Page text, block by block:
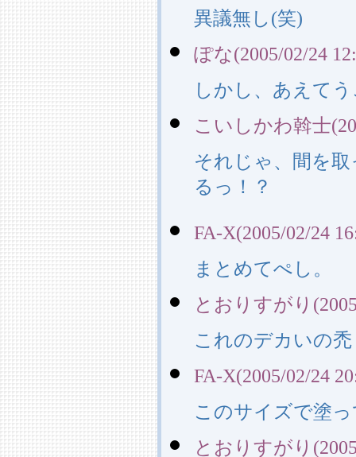
異議無し(笑)
ぽな(2005/02/24
しかし、あえて
こいしかわ斡士
それじゃ、間を
るっ！？
FA-X(2005/02/24
まとめてぺし。
とおりすがり
これのデカいの
FA-X(2005/02/24
このサイズで塗
とおりすがり